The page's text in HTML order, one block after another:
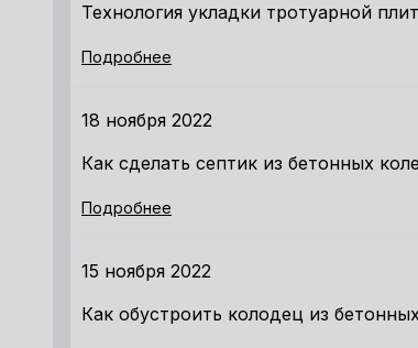
Технология укладки тротуарной
Подробнее
18 ноября 2022
Как сделать септик из бетонных
Подробнее
15 ноября 2022
Как обустроить колодец из